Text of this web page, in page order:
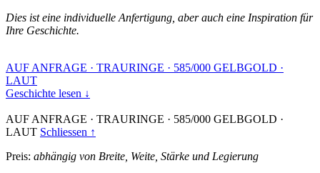
Dies ist eine individuelle Anfertigung, aber auch eine Inspiration für
Ihre Geschichte.
AUF ANFRAGE · TRAURINGE · 585/000 GELBGOLD ·
LAUT
Geschichte lesen ↓
AUF ANFRAGE · TRAURINGE · 585/000 GELBGOLD ·
LAUT Schliessen ↑
Preis: abhängig von Breite, Weite, Stärke und Legierung